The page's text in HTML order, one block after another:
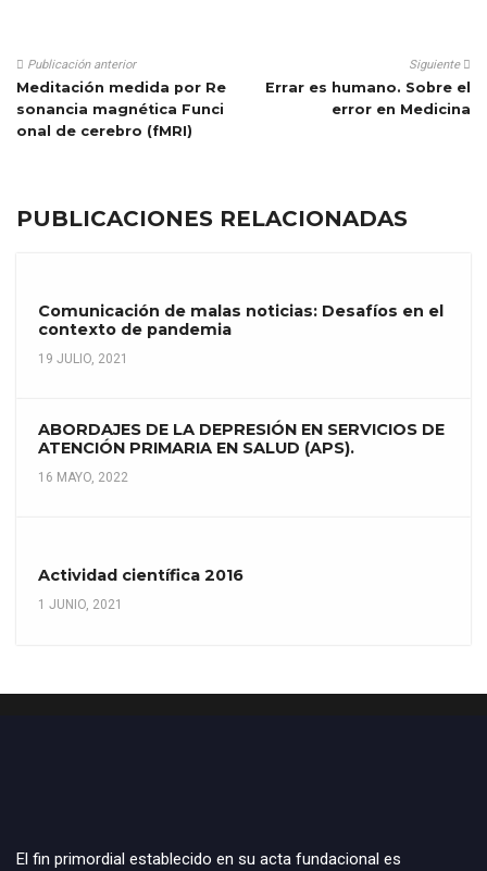
Publicación anterior
Meditación medida por Re
sonancia magnética Funci
onal de cerebro (fMRI)
Siguiente
Errar es humano. Sobre el
error en Medicina
PUBLICACIONES RELACIONADAS
Comunicación de malas noticias: Desafíos en el
contexto de pandemia
19 JULIO, 2021
ABORDAJES DE LA DEPRESIÓN EN SERVICIOS DE
ATENCIÓN PRIMARIA EN SALUD (APS).
16 MAYO, 2022
Actividad científica 2016
1 JUNIO, 2021
El fin primordial establecido en su acta fundacional es